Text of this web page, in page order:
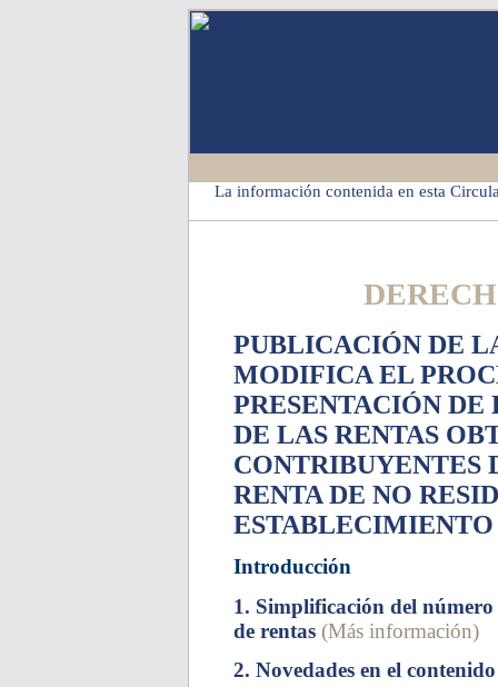
La información contenida en esta
PUBLICACIÓN DE
MODIFICA EL
PRESENTACIÓN
DE LAS RENTAS
CONTRIBUYENTES
RENTA DE NO
Introducción
1. Simplificación del
de rentas (Más información)
2. Novedades en el